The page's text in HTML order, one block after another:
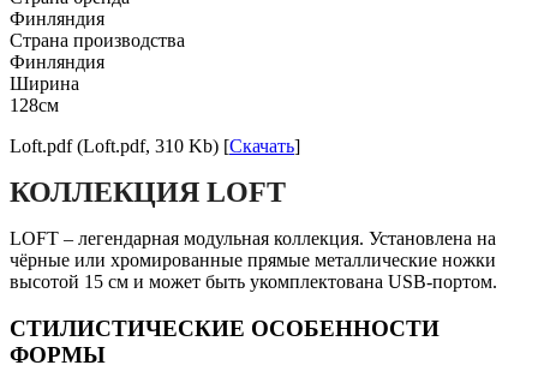
Финляндия
Страна производства
Финляндия
Ширина
128см
Loft.pdf (Loft.pdf, 310 Kb) [Скачать]
КОЛЛЕКЦИЯ LOFT
LOFT – легендарная модульная коллекция. Установлена на
чёрные или хромированные прямые металлические ножки
высотой 15 см и может быть укомплектована USB-портом.
СТИЛИСТИЧЕСКИЕ ОСОБЕННОСТИ
ФОРМЫ